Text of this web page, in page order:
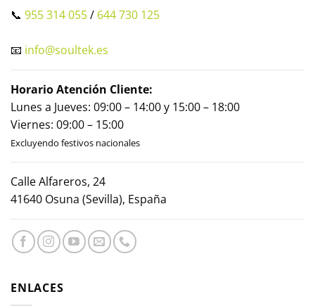
📞 955 314 055/ 644 730 125
📧 info@soultek.es
Horario Atención Cliente:
Lunes a Jueves: 09:00 – 14:00 y 15:00 – 18:00
Viernes: 09:00 – 15:00
Excluyendo festivos nacionales
Calle Alfareros, 24
41640 Osuna (Sevilla), España
ENLACES